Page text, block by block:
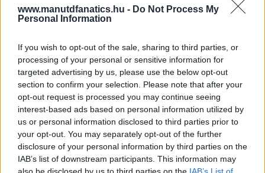
www.manutdfanatics.hu - Do Not Process My
Personal Information
If you wish to opt-out of the sale, sharing to third parties, or
processing of your personal or sensitive information for
targeted advertising by us, please use the below opt-out
section to confirm your selection. Please note that after your
opt-out request is processed you may continue seeing
interest-based ads based on personal information utilized by
us or personal information disclosed to third parties prior to
your opt-out. You may separately opt-out of the further
disclosure of your personal information by third parties on the
IAB’s list of downstream participants. This information may
also be disclosed by us to third parties on the IAB’s List of
AC MilanvsManchester United
ELŐZŐ MÉRKŐZÉSEK
Támogatás
Támogasd adományoddal
a ManUtdFanatics.hu működését!